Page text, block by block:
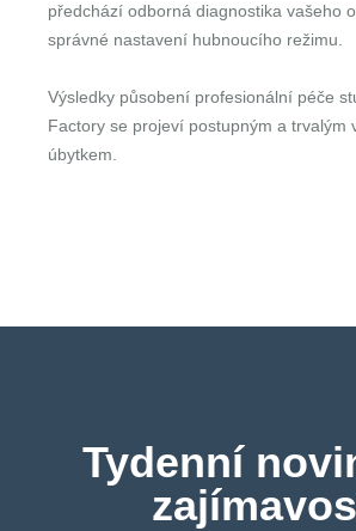
předchází odborná diagnostika vašeho
správné nastavení hubnoucího režimu.
Výsledky působení profesionální péče
Factory se projeví postupným a trvalým
úbytkem.
Tydenní